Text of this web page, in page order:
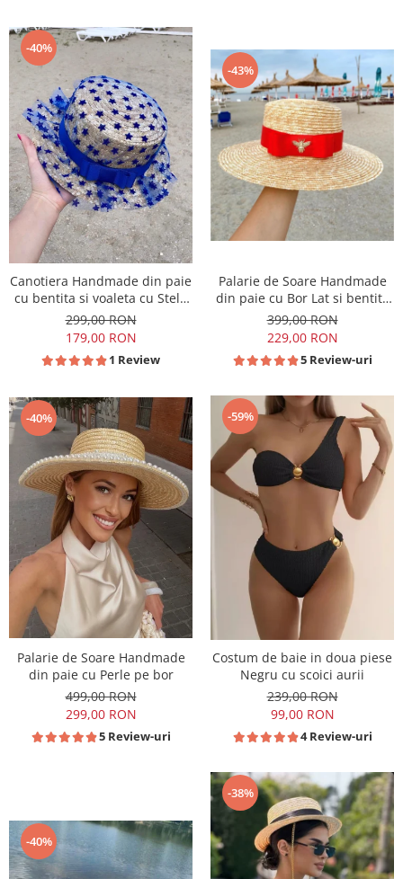
-40%
Canotiera Handmade din paie
cu bentita si voaleta cu Stele
Albastre
299,00 RON
179,00 RON
1 Review
-43%
Palarie de Soare Handmade
din paie cu Bor Lat si bentita
detasabila
399,00 RON
229,00 RON
5 Review-uri
-40%
Palarie de Soare Handmade
din paie cu Perle pe bor
499,00 RON
299,00 RON
5 Review-uri
-59%
Costum de baie in doua piese
Negru cu scoici aurii
239,00 RON
99,00 RON
4 Review-uri
-40%
-38%